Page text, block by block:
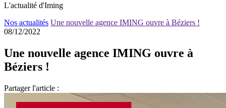
L'actualité d'Iming
Nos actualités Une nouvelle agence IMING ouvre à Béziers !
08/12/2022
Une nouvelle agence IMING ouvre à
Béziers !
Partager l'article :